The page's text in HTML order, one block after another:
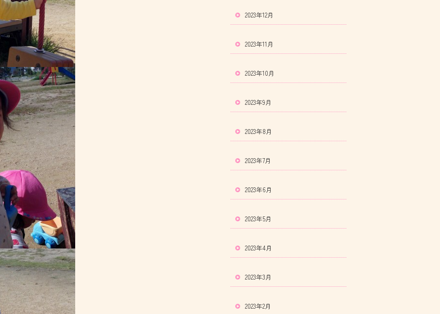
2023年12月
2023年11月
2023年10月
2023年9月
2023年8月
2023年7月
2023年6月
2023年5月
2023年4月
2023年3月
2023年2月